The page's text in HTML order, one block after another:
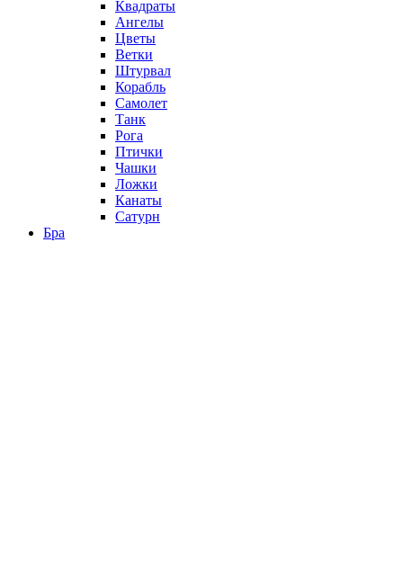
Квадраты
Ангелы
Цветы
Ветки
Штурвал
Корабль
Самолет
Танк
Рога
Птички
Чашки
Ложки
Канаты
Сатурн
Бра